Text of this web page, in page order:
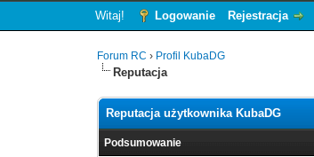
Witaj! Logowanie Rejestracja
Forum RC › Profil KubaDG
Reputacja
Reputacja użytkownika KubaDG
Podsumowanie